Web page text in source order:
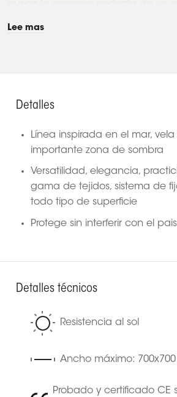
Lee mas
Detalles
Línea inspirada en el mar,
importante zona de sombra
Versatilidad, elegancia,
gama de tejidos, sistema de
todo tipo de superficie
Protege sin interferir con el
Detalles técnicos
Resistencia al sol
Ancho máximo:
Probado y certificado CE